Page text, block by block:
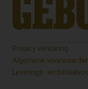
Privacy verklaring
Algemene
Leverings- en